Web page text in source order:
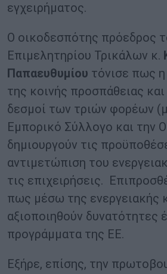
εγχειρήματος.
Ο οικοδεσπότης πρόεδρος
Επιμελητηρίου Τρικάλων κ.
Παπαευθυμίου τόνισε πως
της κοινής προσπάθειας και
δεσμοί των τριών φορέων
Εμπορικό Σύλλογο και την
δημιουργούν τις
αντιμετώπιση του
τις επιχειρήσεις.
πως μέσω της ενεργειακής
αξιοποιηθούν δυνατότητες
προγράμματα της ΕΕ.
Εξήρε, επίσης, την